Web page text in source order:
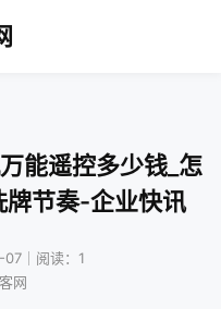
能遥控多少钱_怎
牌节奏-企业快讯
｜阅读：1
网